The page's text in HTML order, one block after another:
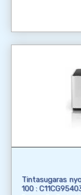
Tintasugaras
100 :